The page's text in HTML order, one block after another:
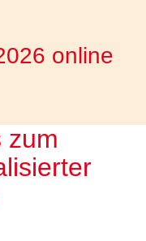
online
zum